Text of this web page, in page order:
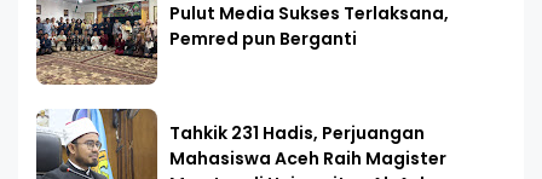
Pulut Media Sukses Terlaksana,
Pemred pun Berganti
Tahkik 231 Hadis, Perjuangan
Mahasiswa Aceh Raih Magister